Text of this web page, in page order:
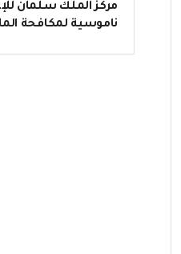
مركز الملك سلمان
ناموسية لمكافحة